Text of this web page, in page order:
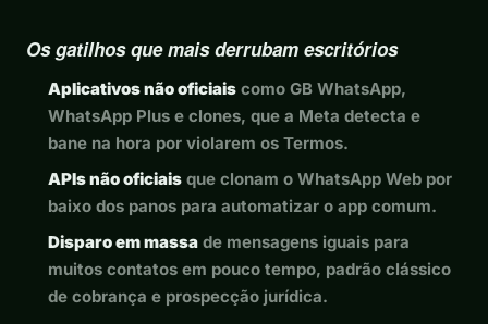
Os gatilhos que mais derrubam escritórios
Aplicativos não oficiais como GB WhatsApp,
WhatsApp Plus e clones, que a Meta detecta e
bane na hora por violarem os Termos.
APIs não oficiais que clonam o WhatsApp Web por
baixo dos panos para automatizar o app comum.
Disparo em massa de mensagens iguais para
muitos contatos em pouco tempo, padrão clássico
de cobrança e prospecção jurídica.